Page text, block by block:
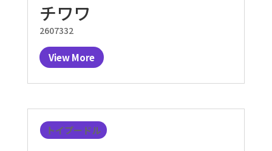
チワワ
2607332
View More
トイプードル